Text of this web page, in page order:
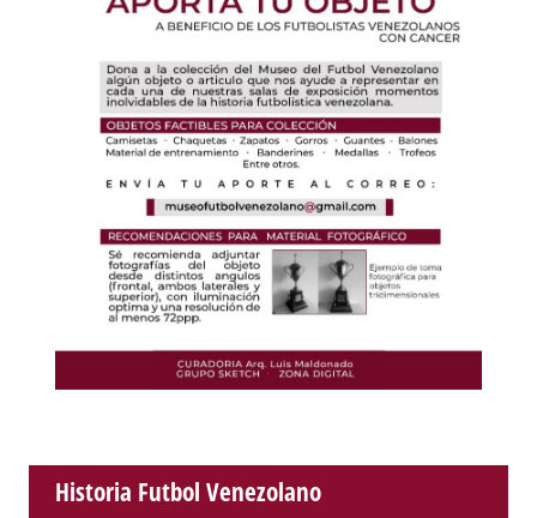
Historia Futbol Venezolano